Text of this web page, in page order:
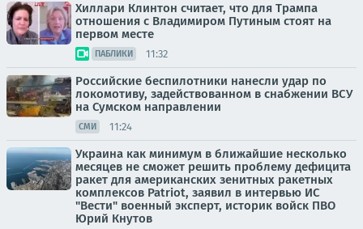
Хиллари Клинтон считает, что для Трампа
отношения с Владимиром Путиным стоят на
первом месте
ПАБЛИКИ 11:32
Российские беспилотники нанесли удар по
локомотиву, задействованном в снабжении ВСУ
на Сумском направлении
СМИ 11:24
Украина как минимум в ближайшие несколько
месяцев не сможет решить проблему дефицита
ракет для американских зенитных ракетных
комплексов Patriot, заявил в интервью ИС
"Вести" военный эксперт, историк войск ПВО
Юрий Кнутов